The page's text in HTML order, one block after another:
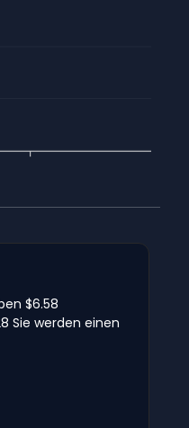
$6.58
Sie werden einen